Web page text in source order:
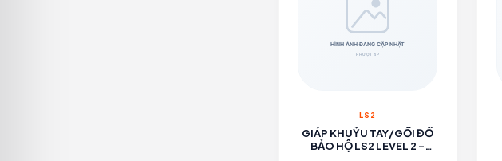
LS2
GIÁP KHUỶU TAY/GỐI ĐỒ
BẢO HỘ LS2 LEVEL 2 -